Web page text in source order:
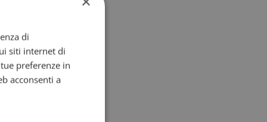
di
siti internet di
preferenze in
acconsenti a